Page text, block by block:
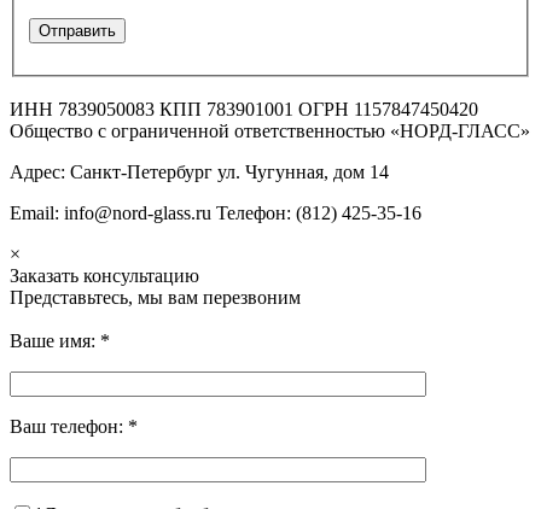
ИНН 7839050083 КПП 783901001 ОГРН 1157847450420
Общество с ограниченной ответственностью «НОРД-ГЛАСС»
Адрес: Санкт-Петербург ул. Чугунная, дом 14
Email: info@nord-glass.ru Телефон: (812) 425-35-16
×
Заказать консультацию
Представьтесь, мы вам перезвоним
Ваше имя: *
Ваш телефон: *